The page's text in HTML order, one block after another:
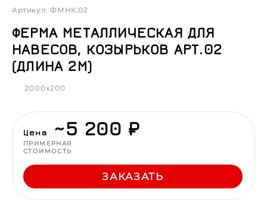
Артикул: ФМНК.02
ФЕРМА МЕТАЛЛИЧЕСКАЯ ДЛЯ
НАВЕСОВ, КОЗЫРЬКОВ АРТ.02
(ДЛИНА 2М)
2000x200
ЗАКАЗАТЬ
Цена ~5 200 ₽
ПРИМЕРНАЯ
СТОИМОСТЬ